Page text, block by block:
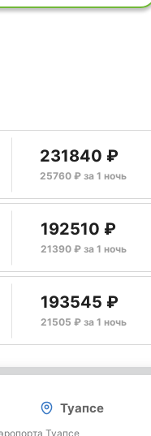
231840 ₽
25760 ₽ за 1 ночь
192510 ₽
21390 ₽ за 1 ночь
193545 ₽
21505 ₽ за 1 ночь
Туапсе
Туапсе